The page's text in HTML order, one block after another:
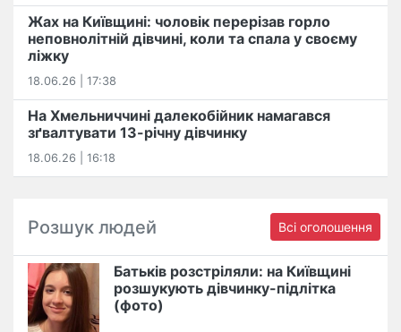
Жах на Київщині: чоловік перерізав горло
неповнолітній дівчині, коли та спала у своєму
ліжку
18.06.26 | 17:38
На Хмельниччині далекобійник намагався
зґвалтувати 13-річну дівчинку
18.06.26 | 16:18
Розшук людей Всі оголошення
Батьків розстріляли: на Київщині
розшукують дівчинку-підлітка
(фото)